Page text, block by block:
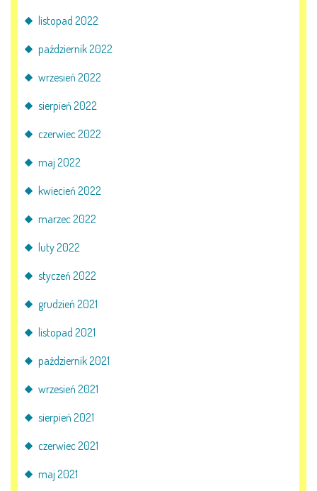
listopad 2022
październik 2022
wrzesień 2022
sierpień 2022
czerwiec 2022
maj 2022
kwiecień 2022
marzec 2022
luty 2022
styczeń 2022
grudzień 2021
listopad 2021
październik 2021
wrzesień 2021
sierpień 2021
czerwiec 2021
maj 2021